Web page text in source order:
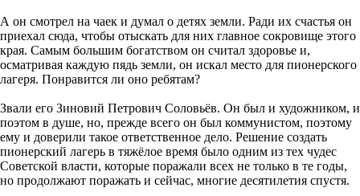
А он смотрел на чаек и думал о детях земли. Ради их счастья он
приехал сюда, чтобы отыскать для них главное сокровище этого
края. Самым большим богатством он считал здоровье и,
осматривая каждую пядь земли, он искал место для пионерского
лагеря. Понравится ли оно ребятам?
Звали его Зиновий Петрович Соловьёв. Он был и художником, и
поэтом в душе, но, прежде всего он был коммунистом, поэтому
ему и доверили такое ответственное дело. Решение создать
пионерский лагерь в тяжёлое время было одним из тех чудес
Советской власти, которые поражали всех не только в те годы,
но продолжают поражать и сейчас, многие десятилетия спустя.